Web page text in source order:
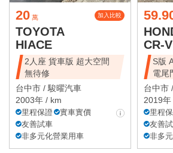
20 萬 加入比較
TOYOTA
HIACE
2人座 貨車版 超大空間
無待修
台中市 / 駿曜汽車
2003年 / km
里程保證
實車實價
友善試車
非多元化營業用車
CR-V
S版
電尾
台中市 /
2019年
里程
友善
非多